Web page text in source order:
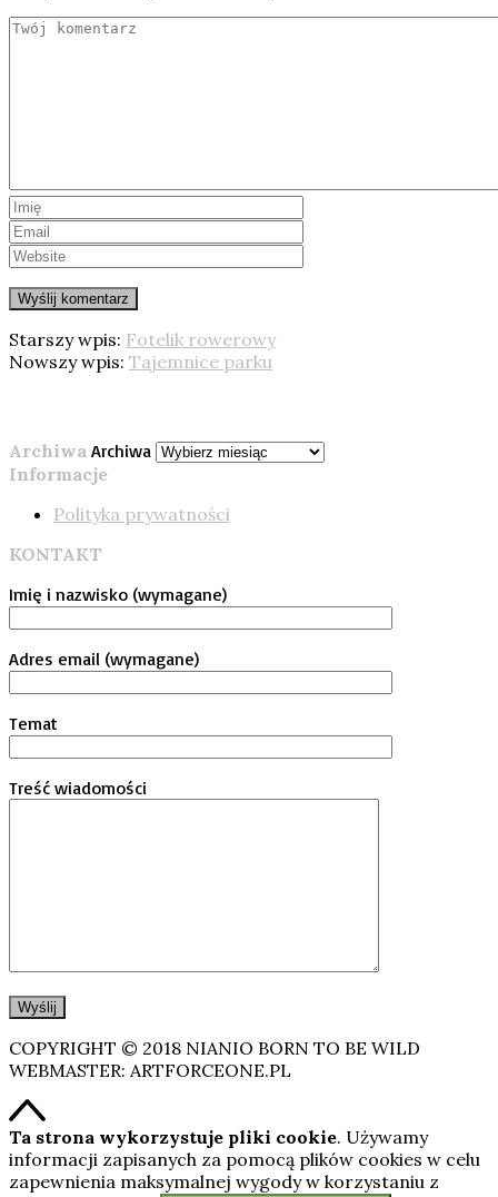
Starszy wpis: Fotelik rowerowy
Nowszy wpis: Tajemnice parku
Archiwa Archiwa
Informacje
Polityka prywatności
KONTAKT
Imię i nazwisko (wymagane)
Adres email (wymagane)
Temat
Treść wiadomości
COPYRIGHT © 2018 NIANIO BORN TO BE WILD
WEBMASTER: ARTFORCEONE.PL
Ta strona wykorzystuje pliki cookie. Używamy
informacji zapisanych za pomocą plików cookies w celu
zapewnienia maksymalnej wygody w korzystaniu z